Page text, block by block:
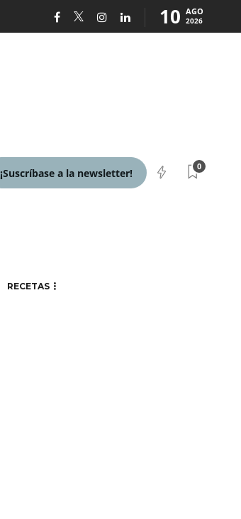
10 AGO
2026
¡Suscríbase a la newsletter!
0
RECETAS